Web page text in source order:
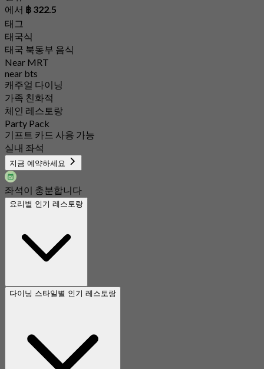
에서 ฿ 322.5
태그
태국식
태국 북동부 음식
Near MRT
near bts
캐주얼 다이닝
가족 친화적
체인 레스토랑
Party Pack
기프트 카드 사용 가능
실내 좌석
지금 예약하세요
좌석이 충분합니다
요리별 인기 레스토랑
다이닝 스타일별 인기 레스토랑